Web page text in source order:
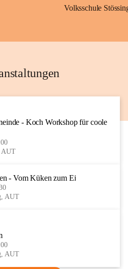
Volksschule
AUG
- Koch Workshop für coole
AUT
- Vom Küken zum Ei
AUT
AUT